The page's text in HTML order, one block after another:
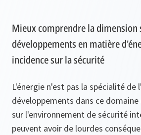
Mieux comprendre la dimension
développements en matière
incidence sur la sécurité
L'énergie n'est pas la spécialité de
développements dans ce
sur l'environnement de sécurité
peuvent avoir de lourdes